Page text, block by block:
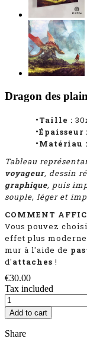
Dragon des
•Taille :
•Épaisseur :
•Matériau :
Tableau
voyageur, dessin
graphique, puis
souple, léger et
COMMENT
Vous pouvez
effet plus
mur à l'aide de
d'attaches !
€30.00
Tax included
Add to cart
Share